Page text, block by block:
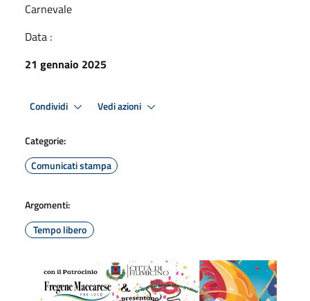
Carnevale
Data :
21 gennaio 2025
Condividi Vedi azioni
Categorie:
Comunicati stampa
Argomenti:
Tempo libero